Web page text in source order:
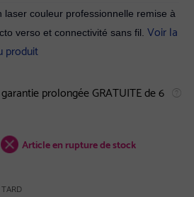
laser couleur professionnelle remise à
verso et connectivité sans fil.Voir la
produit
prolongée GRATUITE de 6
Article en rupture de stock